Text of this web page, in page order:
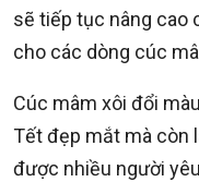
sẽ tiếp tục nâng cao
cho các dòng cúc
Cúc mâm xôi đổi
Tết đẹp mắt mà còn
được nhiều người